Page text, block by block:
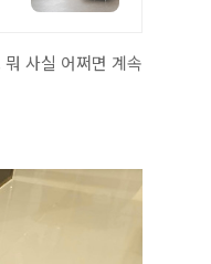
사실 어쩌면 계속